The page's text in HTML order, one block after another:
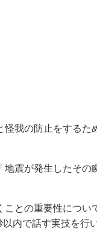
我の防止をするた
震が発生したその
との重要性につい
内で話す実技を行い